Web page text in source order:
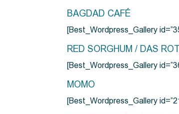
BAGDAD CAFÉ
[Best_Wordpress_Gallery
RED SORGHUM / DAS
[Best_Wordpress_Gallery
MOMO
[Best_Wordpress_Gallery